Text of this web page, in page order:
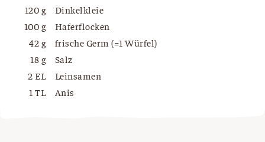
120 g
Dinkelkleie
100 g
Haferflocken
42 g
frische Germ (=1 Würfel)
18 g
Salz
2 EL
Leinsamen
1 TL
Anis